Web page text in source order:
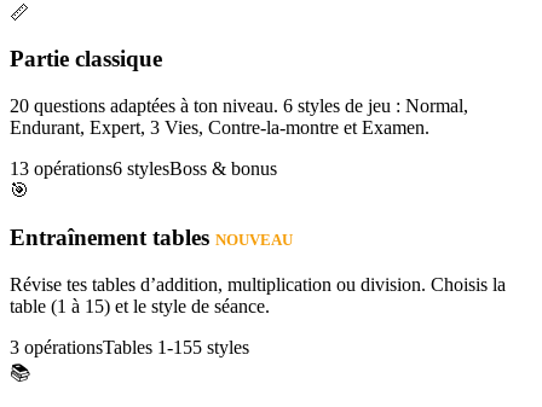
📏
Partie classique
20 questions adaptées à ton niveau. 6 styles de jeu : Normal,
Endurant, Expert, 3 Vies, Contre-la-montre et Examen.
13 opérations6 stylesBoss & bonus
🎯
Entraînement tables NOUVEAU
Révise tes tables d’addition, multiplication ou division. Choisis la
table (1 à 15) et le style de séance.
3 opérationsTables 1-155 styles
📚